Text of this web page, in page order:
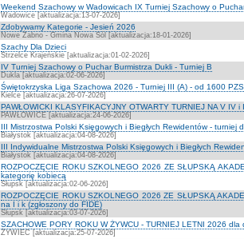
Weekend Szachowy w Wadowicach IX Turniej Szachowy o
Wadowice [aktualizacja:13-07-2026]
Zdobywamy Kategorie - Jesień 2026
Nowe Żabno - Gmina Nowa Sól [aktualizacja:18-01-2026]
Szachy Dla Dzieci
Strzelce Krajeńskie [aktualizacja:01-02-2026]
IV Turniej Szachowy o Puchar Burmistrza Dukli - Turniej B
Dukla [aktualizacja:02-06-2026]
Świętokrzyska Liga Szachowa 2026 - Turniej III (A) - od 1600
Kielce [aktualizacja:26-07-2026]
PAWŁOWICKI KLASYFIKACYJNY OTWARTY TURNIEJ NA V IV i
PAWŁOWICE [aktualizacja:24-06-2026]
III Mistrzostwa Polski Księgowych i Biegłych Rewidentów - turniej
Białystok [aktualizacja:04-08-2026]
III Indywidualne Mistrzostwa Polski Księgowych i Biegłych
Białystok [aktualizacja:04-08-2026]
ROZPOCZĘCIE ROKU SZKOLNEGO 2026 ZE SŁUPSKĄ
kategorię kobiecą
Słupsk [aktualizacja:02-06-2026]
ROZPOCZĘCIE ROKU SZKOLNEGO 2026 ZE SŁUPSKĄ
na I i k (zgłoszony do FIDE)
Słupsk [aktualizacja:03-07-2026]
SZACHOWE PORY ROKU W ŻYWCU - TURNIEJ LETNI 2026 dla
ŻYWIEC [aktualizacja:25-07-2026]